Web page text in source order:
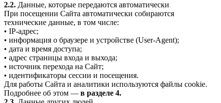
2.2. Данные, которые передаются автоматически
При посещении Сайта автоматически собираются
технические данные, в том числе:
• IP-адрес;
• информация о браузере и устройстве (User-Agent);
• дата и время доступа;
• адрес страницы входа и выхода;
• источник перехода на Сайт;
• идентификаторы сессии и посещения.
Для работы Сайта и аналитики используются файлы cookie.
Подробнее об этом — в разделе 4.